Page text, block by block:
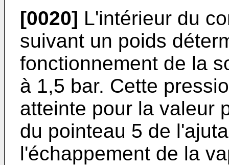
[0020] L'intérieur du
suivant un poids
fonctionnement de la
à 1,5 bar. Cette
atteinte pour la valeur
du pointeau 5 de
l'échappement de la